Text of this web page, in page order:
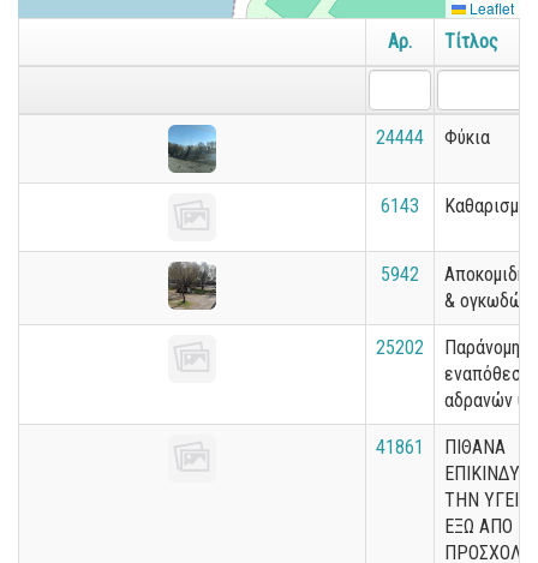
Leaflet
Αρ. Τίτλος
24444 Φύκια
6143
5942
Αποκομιδή
& ογκωδών
25202
Παράνομη
εναπόθεση
αδρανών
41861
ΠΙΘΑΝΑ
ΤΗΝ ΥΓΕΙΑ
ΕΞΩ ΑΠΟ